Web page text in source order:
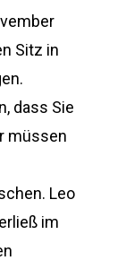
Sitz in
dass Sie
müssen
Leo
im